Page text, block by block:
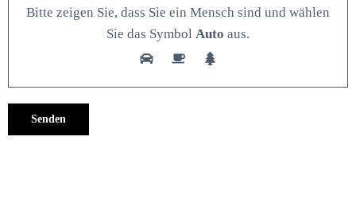
Bitte zeigen Sie, dass Sie ein Mensch sind und wählen
Sie das Symbol Auto aus.